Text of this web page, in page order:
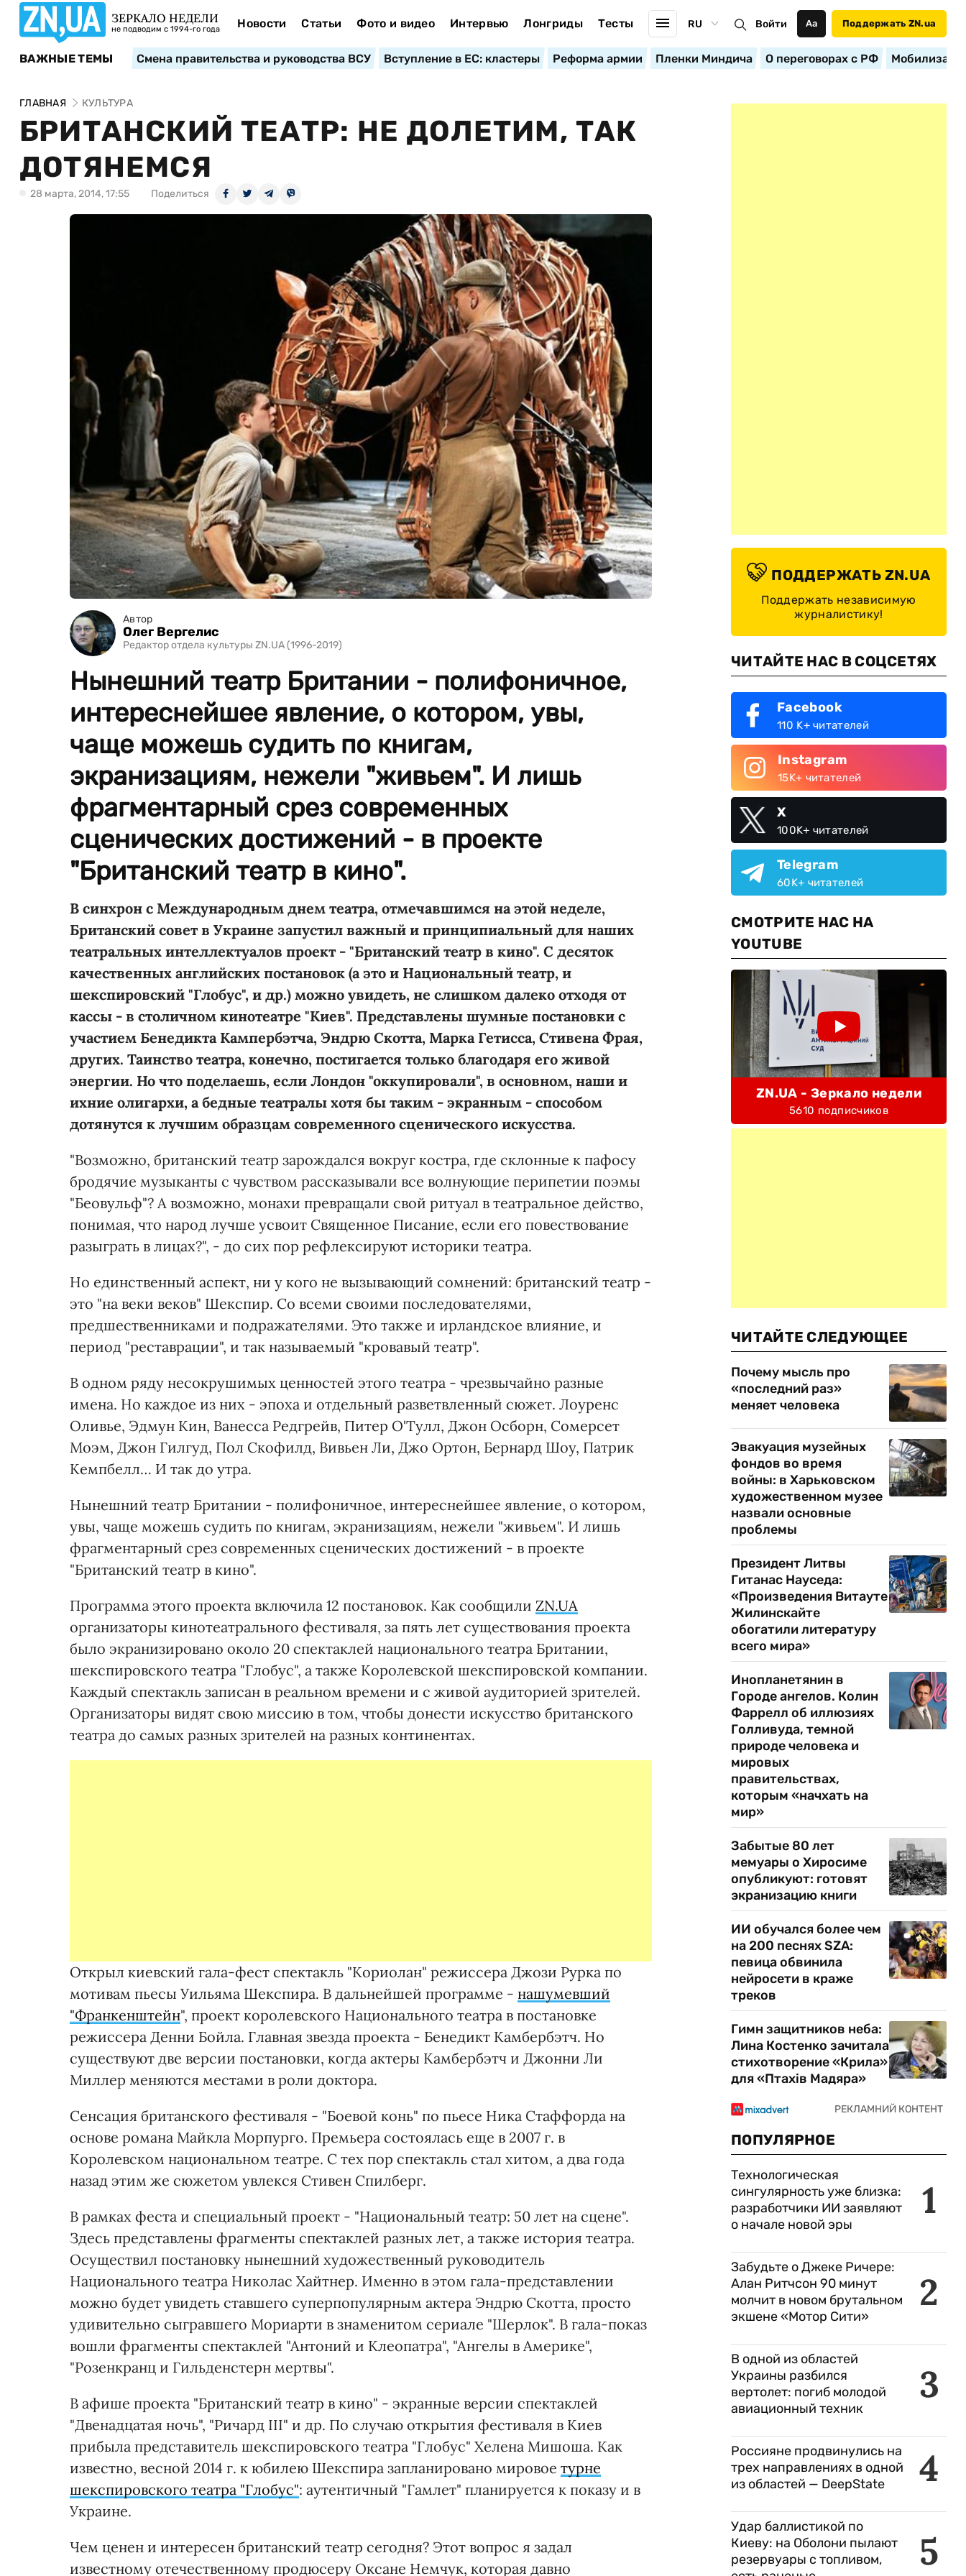
ЗЕРКАЛО НЕДЕЛИ
не подводим с 1994-го года Новости Статьи Фото и видео Интервью Лонгриды Тесты RU Войти Аа Поддержать ZN.ua
ВАЖНЫЕ ТЕМЫ Смена правительства и руководства ВСУ Вступление в ЕС: кластеры Реформа армии Пленки Миндича О переговорах с РФ
ГЛАВНАЯ КУЛЬТУРА
БРИТАНСКИЙ ТЕАТР: НЕ ДОЛЕТИМ, ТАК
ДОТЯНЕМСЯ
28 марта, 2014, 17:55 Поделиться
Автор
Олег Вергелис
Редактор отдела культуры ZN.UA (1996-2019)
Нынешний театр Британии - полифоничное,
интереснейшее явление, о котором, увы,
чаще можешь судить по книгам,
экранизациям, нежели "живьем". И лишь
фрагментарный срез современных
сценических достижений - в проекте
"Британский театр в кино".
В синхрон с Международным днем театра, отмечавшимся на этой неделе,
Британский совет в Украине запустил важный и принципиальный для наших
театральных интеллектуалов проект - "Британский театр в кино". С десяток
качественных английских постановок (а это и Национальный театр, и
шекспировский "Глобус", и др.) можно увидеть, не слишком далеко отходя от
кассы - в столичном кинотеатре "Киев". Представлены шумные постановки с
участием Бенедикта Кампербэтча, Эндрю Скотта, Марка Гетисса, Стивена Фрая,
других. Таинство театра, конечно, постигается только благодаря его живой
энергии. Но что поделаешь, если Лондон "оккупировали", в основном, наши и
ихние олигархи, а бедные театралы хотя бы таким - экранным - способом
дотянутся к лучшим образцам современного сценического искусства.
"Возможно, британский театр зарождался вокруг костра, где склонные к пафосу
бродячие музыканты с чувством рассказывали все волнующие перипетии поэмы
"Беовульф"? А возможно, монахи превращали свой ритуал в театральное действо,
понимая, что народ лучше усвоит Священное Писание, если его повествование
разыграть в лицах?", - до сих пор рефлексируют историки театра.
Но единственный аспект, ни у кого не вызывающий сомнений: британский театр -
это "на веки веков" Шекспир. Со всеми своими последователями,
предшественниками и подражателями. Это также и ирландское влияние, и
период "реставрации", и так называемый "кровавый театр".
В одном ряду несокрушимых ценностей этого театра - чрезвычайно разные
имена. Но каждое из них - эпоха и отдельный разветвленный сюжет. Лоуренс
Оливье, Эдмун Кин, Ванесса Редгрейв, Питер О'Тулл, Джон Осборн, Сомерсет
Моэм, Джон Гилгуд, Пол Скофилд, Вивьен Ли, Джо Ортон, Бернард Шоу, Патрик
Кемпбелл… И так до утра.
Нынешний театр Британии - полифоничное, интереснейшее явление, о котором,
увы, чаще можешь судить по книгам, экранизациям, нежели "живьем". И лишь
фрагментарный срез современных сценических достижений - в проекте
"Британский театр в кино".
Программа этого проекта включила 12 постановок. Как сообщили ZN.UA
организаторы кинотеатрального фестиваля, за пять лет существования проекта
было экранизировано около 20 спектаклей национального театра Британии,
шекспировского театра "Глобус", а также Королевской шекспировской компании.
Каждый спектакль записан в реальном времени и с живой аудиторией зрителей.
Организаторы видят свою миссию в том, чтобы донести искусство британского
театра до самых разных зрителей на разных континентах.
Открыл киевский гала-фест спектакль "Кориолан" режиссера Джози Рурка по
мотивам пьесы Уильяма Шекспира. В дальнейшей программе - нашумевший
"Франкенштейн", проект королевского Национального театра в постановке
режиссера Денни Бойла. Главная звезда проекта - Бенедикт Камбербэтч. Но
существуют две версии постановки, когда актеры Камбербэтч и Джонни Ли
Миллер меняются местами в роли доктора.
Сенсация британского фестиваля - "Боевой конь" по пьесе Ника Стаффорда на
основе романа Майкла Морпурго. Премьера состоялась еще в 2007 г. в
Королевском национальном театре. С тех пор спектакль стал хитом, а два года
назад этим же сюжетом увлекся Стивен Спилберг.
В рамках феста и специальный проект - "Национальный театр: 50 лет на сцене".
Здесь представлены фрагменты спектаклей разных лет, а также история театра.
Осуществил постановку нынешний художественный руководитель
Национального театра Николас Хайтнер. Именно в этом гала-представлении
можно будет увидеть ставшего суперпопулярным актера Эндрю Скотта, просто
удивительно сыгравшего Мориарти в знаменитом сериале "Шерлок". В гала-показ
вошли фрагменты спектаклей "Антоний и Клеопатра", "Ангелы в Америке",
"Розенкранц и Гильденстерн мертвы".
В афише проекта "Британский театр в кино" - экранные версии спектаклей
"Двенадцатая ночь", "Ричард III" и др. По случаю открытия фестиваля в Киев
прибыла представитель шекспировского театра "Глобус" Хелена Мишоша. Как
известно, весной 2014 г. к юбилею Шекспира запланировано мировое турне
шекспировского театра "Глобус": аутентичный "Гамлет" планируется к показу и в
Украине.
Чем ценен и интересен британский театр сегодня? Этот вопрос я задал
известному отечественному продюсеру Оксане Немчук, которая давно
ПОДДЕРЖАТЬ ZN.UA
Поддержать независимую
журналистику!
ЧИТАЙТЕ НАС В СОЦСЕТЯХ
Facebook
110 K+ читателей
Instagram
15K+ читателей
X
100K+ читателей
Telegram
60K+ читателей
СМОТРИТЕ НАС НА
YOUTUBE
ZN.UA - Зеркало недели
5610 подписчиков
ЧИТАЙТЕ СЛЕДУЮЩЕЕ
Почему мысль про
«последний раз»
меняет человека
Эвакуация музейных
фондов во время
войны: в Харьковском
художественном музее
назвали основные
проблемы
Президент Литвы
Гитанас Науседа:
«Произведения Витауте
Жилинскайте
обогатили литературу
всего мира»
Инопланетянин в
Городе ангелов. Колин
Фаррелл об иллюзиях
Голливуда, темной
природе человека и
мировых
правительствах,
которым «начхать на
мир»
Забытые 80 лет
мемуары о Хиросиме
опубликуют: готовят
экранизацию книги
ИИ обучался более чем
на 200 песнях SZA:
певица обвинила
нейросети в краже
треков
Гимн защитников неба:
Лина Костенко зачитала
стихотворение «Крила»
для «Птахів Мадяра»
ПОПУЛЯРНОЕ
1
Технологическая
сингулярность уже близка:
разработчики ИИ заявляют
о начале новой эры
2
Забудьте о Джеке Ричере:
Алан Ритчсон 90 минут
молчит в новом брутальном
экшене «Мотор Сити»
3
В одной из областей
Украины разбился
вертолет: погиб молодой
авиационный техник
4
Россияне продвинулись на
трех направлениях в одной
из областей — DeepState
5
Удар баллистикой по
Киеву: на Оболони пылают
резервуары с топливом,